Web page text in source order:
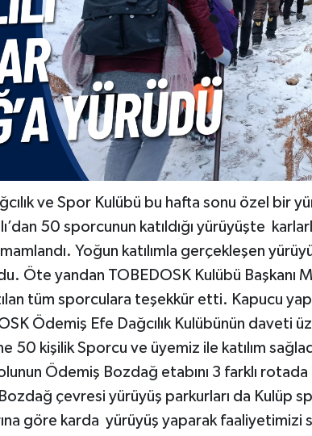
ve Spor Kulübü bu hafta sonu özel bir
50 sporcunun katıldığı yürüyüşte
Yoğun katılımla gerçekleşen
Öte yandan TOBEDOSK Kulübü Başkanı
tüm sporculara teşekkür etti. Kapucu
Ödemiş Efe Dağcılık Kulübünün daveti
50 kişilik Sporcu ve üyemiz ile katılım
Ödemiş Bozdağ etabını 3 farklı
çevresi yürüyüş parkurları da Kulüp
göre karda yürüyüş yaparak faaliyetimizi